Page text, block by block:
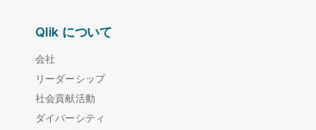
Qlik について
会社
リーダーシップ
社会貢献活動
ダイバーシティ